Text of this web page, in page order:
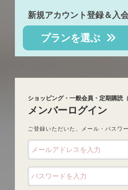
新規アカウント登録＆入
プランを選ぶ
ショッピング・一般会員・定期購読
メンバーログイン
ご登録いただいた、メール・パスワ